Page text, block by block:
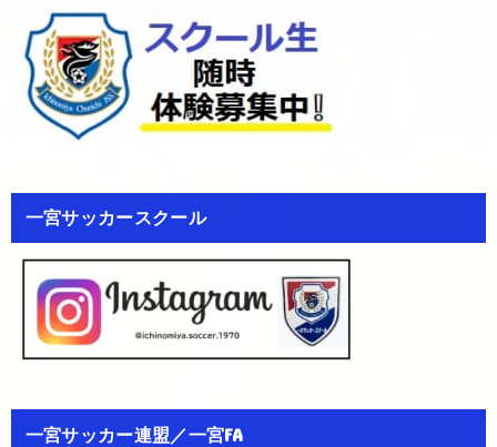
一宮サッカースクール
一宮サッカー連盟／一宮FA